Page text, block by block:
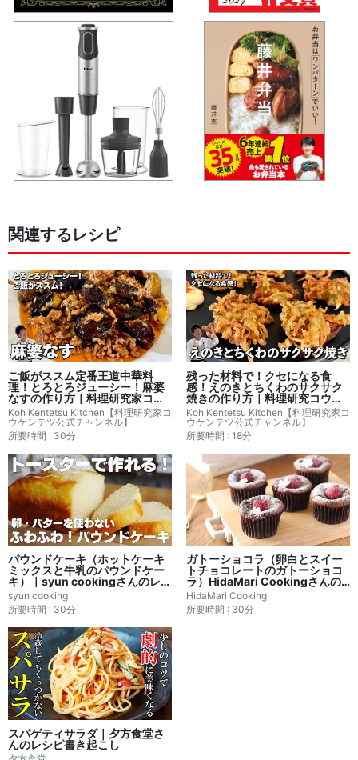
関連するレシピ
ご飯がススム定番王道中華料
理！とろとろジューシー！麻婆
なすの作り方｜料理研究家コウ
ケンテツさんレシピ書き起こし
Koh Kentetsu Kitchen【料理研究家コ
ウケンテツ公式チャンネル】
所要時間 : 30分
残った材料で！クセになる食
感！えのきとちくわのサクサク
焼きの作り方｜料理研究コウケ
ンテツさんレシピ書き起こし
Koh Kentetsu Kitchen【料理研究家コ
ウケンテツ公式チャンネル】
所要時間 : 18分
パウンドケーキ（ホットケーキ
ミックスと牛乳のパウンドケー
キ）｜syun cookingさんのレシ
ピ書き起こし
syun cooking
所要時間 : 30分
ガトーショコラ（卵白とスイー
トチョコレートのガトーショコ
ラ）HidaMari Cookingさんの
レシピ書き起こし
HidaMari Cooking
所要時間 : 30分
スパゲティサラダ｜夕方食堂さ
んのレシピ書き起こし